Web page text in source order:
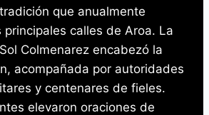
que anualmente
principales calles de Aroa. La
Colmenarez encabezó la
acompañada por autoridades
y centenares de fieles.
elevaron oraciones de